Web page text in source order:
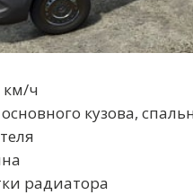
км/ч
кузова,
радиатора